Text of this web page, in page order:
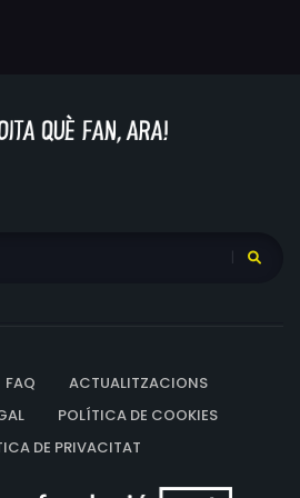
FAQ
ACTUALITZACIONS
POLÍTICA DE COOKIES
DE PRIVACITAT